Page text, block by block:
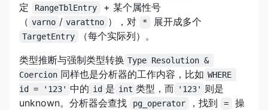
定
RangeTblEntry
+ 某个属性号
（ varno / varattno ），对 * 展开成多个
TargetEntry
（每个实际列）。
类型推断与强制类型转换 Type Resolution &
Coercion 同样也是分析器的工作内容，比如 WHERE
id = '123' 中的 id 是 int 类型，而 '123'
则是
unknown。分析器会查找
pg_operator ，找到 =
操